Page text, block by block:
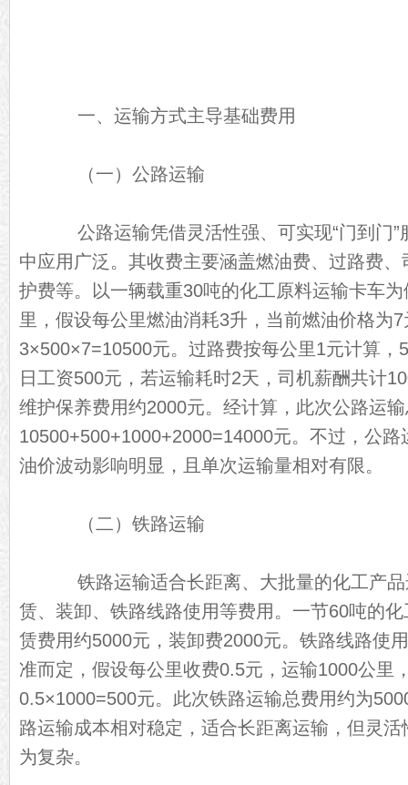
一、运输方式主导基础费用
（一）公路运输
公路运输凭借灵活性强、可实现“门到门”
中应用广泛。其收费主要涵盖燃油费、过路费
护费等。以一辆载重30吨的化工原料运输卡车
里，假设每公里燃油消耗3升，当前燃油价格为
3×500×7=10500元。过路费按每公里1元计算，
日工资500元，若运输耗时2天，司机薪酬共计
维护保养费用约2000元。经计算，此次公路运
10500+500+1000+2000=14000元。不过，公
油价波动影响明显，且单次运输量相对有限。
（二）铁路运输
铁路运输适合长距离、大批量的化工产品
赁、装卸、铁路线路使用等费用。一节60吨的
赁费用约5000元，装卸费2000元。铁路线路使
准而定，假设每公里收费0.5元，运输1000公里
0.5×1000=500元。此次铁路运输总费用约为
路运输成本相对稳定，适合长距离运输，但灵
为复杂。